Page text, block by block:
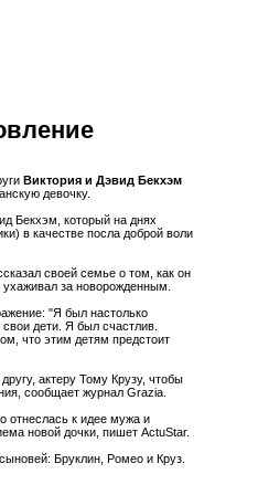
Виктория и Дэвид Бекхэм
девочку.
Бекхэм, который на днях
в качестве посла доброй воли
своей семье о том, как он
за новорожденным.
"Я был настолько
дети. Я был счастлив.
что этим детям предстоит
актеру Тому Крузу, чтобы
сообщает журнал Grazia.
отнеслась к идее мужа и
новой дочки, пишет ActuStar.
Бруклин, Ромео и Круз.